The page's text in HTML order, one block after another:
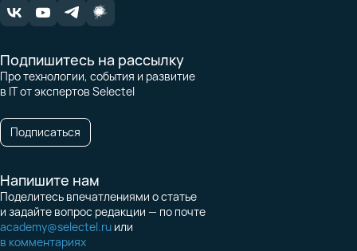
Подпишитесь на рассылку
Про технологии, события и развитие
в IT от экспертов Selectel
Подписаться
Напишите нам
Поделитесь впечатлениями о статье
и задайте вопрос редакции — по почте
academy@selectel.ru или
в комментариях